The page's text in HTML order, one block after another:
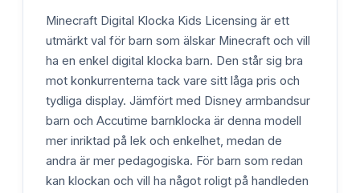
Minecraft Digital Klocka Kids Licensing är ett
utmärkt val för barn som älskar Minecraft och vill
ha en enkel digital klocka barn. Den står sig bra
mot konkurrenterna tack vare sitt låga pris och
tydliga display. Jämfört med Disney armbandsur
barn och Accutime barnklocka är denna modell
mer inriktad på lek och enkelhet, medan de
andra är mer pedagogiska. För barn som redan
kan klockan och vill ha något roligt på handleden